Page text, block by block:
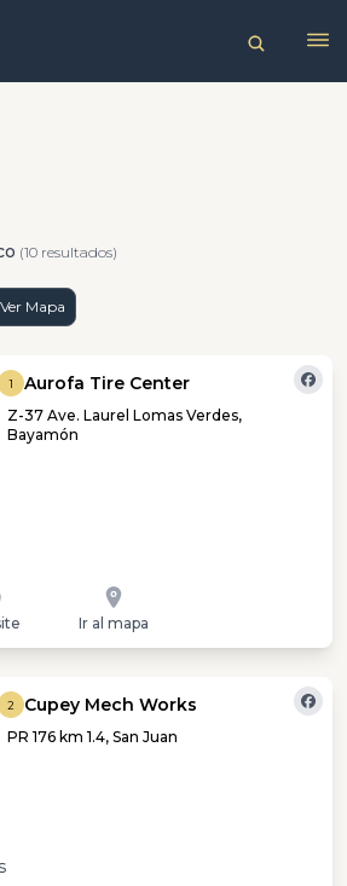
(10 resultados)
Ver Mapa
1 Aurofa Tire Center
Z-37 Ave. Laurel Lomas Verdes,
Bayamón
Ir al mapa
2 Cupey Mech Works
PR 176 km 1.4, San Juan